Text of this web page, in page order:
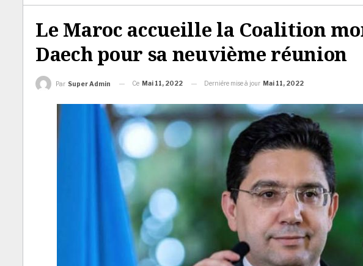
Le Maroc accueille la Coalition
Daech pour sa neuvième réunion
Par Super Admin Ce Mai 11, 2022 Dernière mise à jour Mai 11, 2022